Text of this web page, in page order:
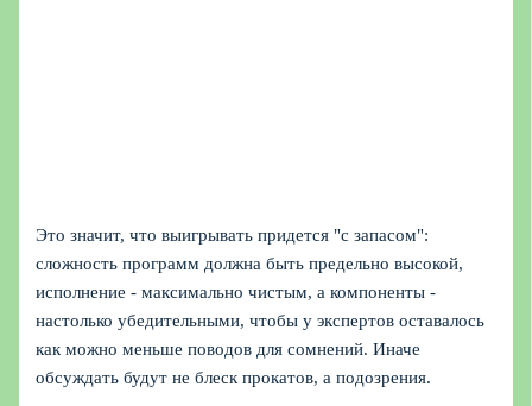
Это значит, что выигрывать придется "с запасом":
сложность программ должна быть предельно высокой,
исполнение - максимально чистым, а компоненты -
настолько убедительными, чтобы у экспертов оставалось
как можно меньше поводов для сомнений. Иначе
обсуждать будут не блеск прокатов, а подозрения.